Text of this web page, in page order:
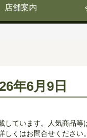
店舗案内
年6月9日
しています。人気商品
しくはお問合せください